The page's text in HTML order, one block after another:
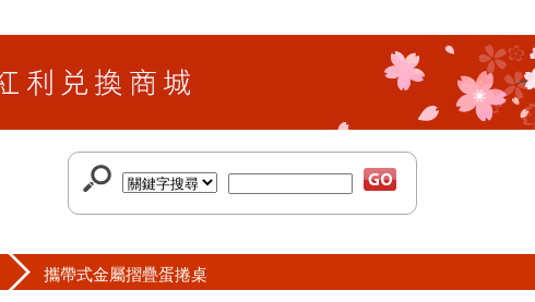
攜帶式金屬摺疊蛋捲桌